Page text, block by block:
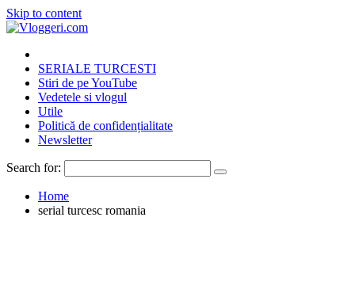
Skip to content
SERIALE TURCESTI
Stiri de pe YouTube
Vedetele si vlogul
Utile
Politică de confidențialitate
Newsletter
Search for:
Home
serial turcesc romania